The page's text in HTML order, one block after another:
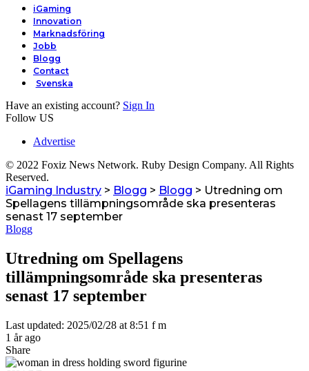
iGaming
Innovation
Marknadsföring
Jobb
Blogg
Contact
Svenska
Have an existing account? Sign In
Follow US
Advertise
© 2022 Foxiz News Network. Ruby Design Company. All Rights
Reserved.
iGaming Industry > Blogg > Blogg > Utredning om
Spellagens tillämpningsområde ska presenteras
senast 17 september
Blogg
Utredning om Spellagens
tillämpningsområde ska presenteras
senast 17 september
Last updated: 2025/02/28 at 8:51 f m
1 år ago
Share